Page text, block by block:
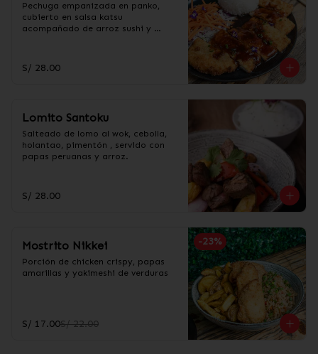
Pechuga empanizada en panko,
cubierto en salsa katsu
acompañado de arroz sushi y
S/ 28.00
Lomito Santoku
Salteado de lomo al wok, cebolla,
holantao, pimentón , servido con
papas peruanas y arroz.
S/ 28.00
-23%
Mostrito Nikkei
Porción de chicken crispy, papas
amarillas y yakimeshi de verduras
S/ 17.00S/ 22.00